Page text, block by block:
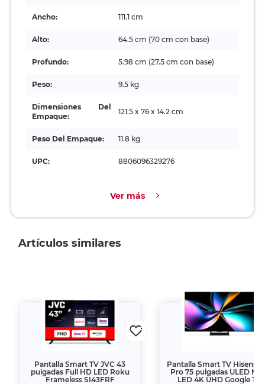
Ancho: 111.1 cm
Alto: 64.5 cm (70 cm con base)
Profundo: 5.98 cm (27.5 cm con base)
Peso: 9.5 kg
Dimensiones Del
Empaque:
121.5 x 76 x 14.2 cm
Peso Del Empaque: 11.8 kg
UPC: 8806096329276
Ver más
Artículos similares
Pantalla Smart TV JVC 43
pulgadas Full HD LED Roku
Frameless SI43FRF
Pantalla Smart TV Hisense
Pro 75 pulgadas ULED
LED 4K UHD Google TV